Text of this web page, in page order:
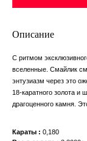
Описание
С ритмом
вселенные. Смайлик
энтузиазм через это
18-каратного золота и
драгоценного камня.
Караты
0,180